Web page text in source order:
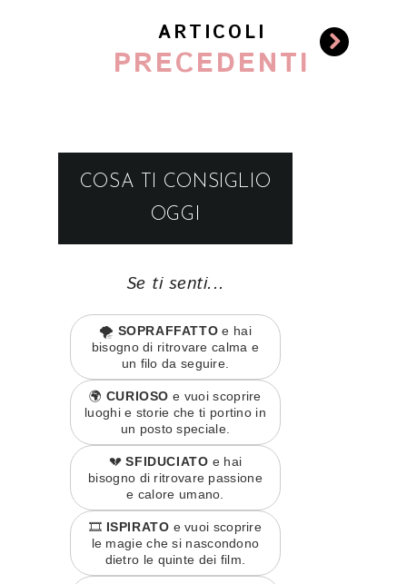
ARTICOLI
PRECEDENTI
COSA TI CONSIGLIO
OGGI
Se ti senti...
🌪️ SOPRAFFATTO e hai
bisogno di ritrovare calma e
un filo da seguire.
🌍 CURIOSO e vuoi scoprire
luoghi e storie che ti portino in
un posto speciale.
💔SFIDUCIATO e hai
bisogno di ritrovare passione
e calore umano.
🎞️ ISPIRATO e vuoi scoprire
le magie che si nascondono
dietro le quinte dei film.